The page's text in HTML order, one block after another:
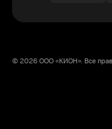
© 2026 ООО «КИОН». Все